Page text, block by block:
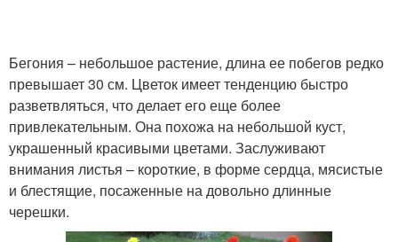
Бегония – небольшое растение, длина ее побегов редко
превышает 30 см. Цветок имеет тенденцию быстро
разветвляться, что делает его еще более
привлекательным. Она похожа на небольшой куст,
украшенный красивыми цветами. Заслуживают
внимания листья – короткие, в форме сердца, мясистые
и блестящие, посаженные на довольно длинные
черешки.